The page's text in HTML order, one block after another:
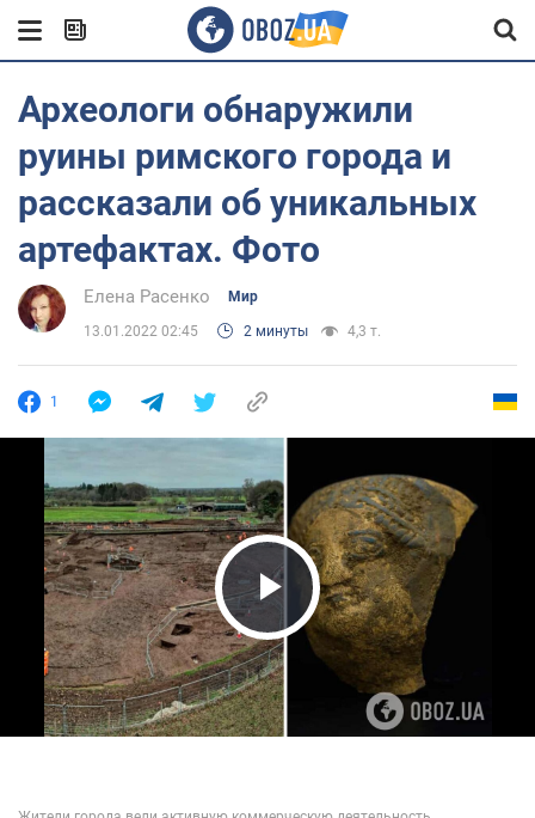
Археологи обнаружили
руины римского города и
рассказали об уникальных
артефактах. Фото
Елена Расенко Мир
13.01.2022 02:45 2 минуты 4,3 т.
1
Play Video